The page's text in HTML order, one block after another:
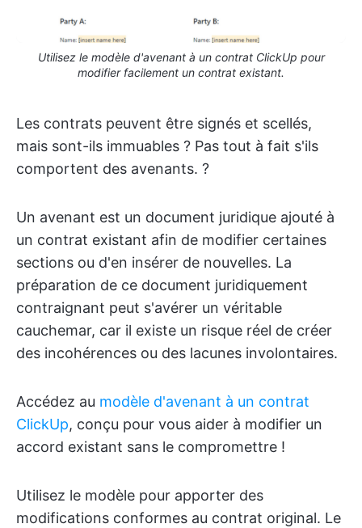
Utilisez le modèle d'avenant à un contrat ClickUp pour
modifier facilement un contrat existant.
Les contrats peuvent être signés et scellés,
mais sont-ils immuables ? Pas tout à fait s'ils
comportent des avenants. ?️
Un avenant est un document juridique ajouté à
un contrat existant afin de modifier certaines
sections ou d'en insérer de nouvelles. La
préparation de ce document juridiquement
contraignant peut s'avérer un véritable
cauchemar, car il existe un risque réel de créer
des incohérences ou des lacunes involontaires.
Accédez au modèle d'avenant à un contrat
ClickUp, conçu pour vous aider à modifier un
accord existant sans le compromettre !
Utilisez le modèle pour apporter des
modifications conformes au contrat original. Le